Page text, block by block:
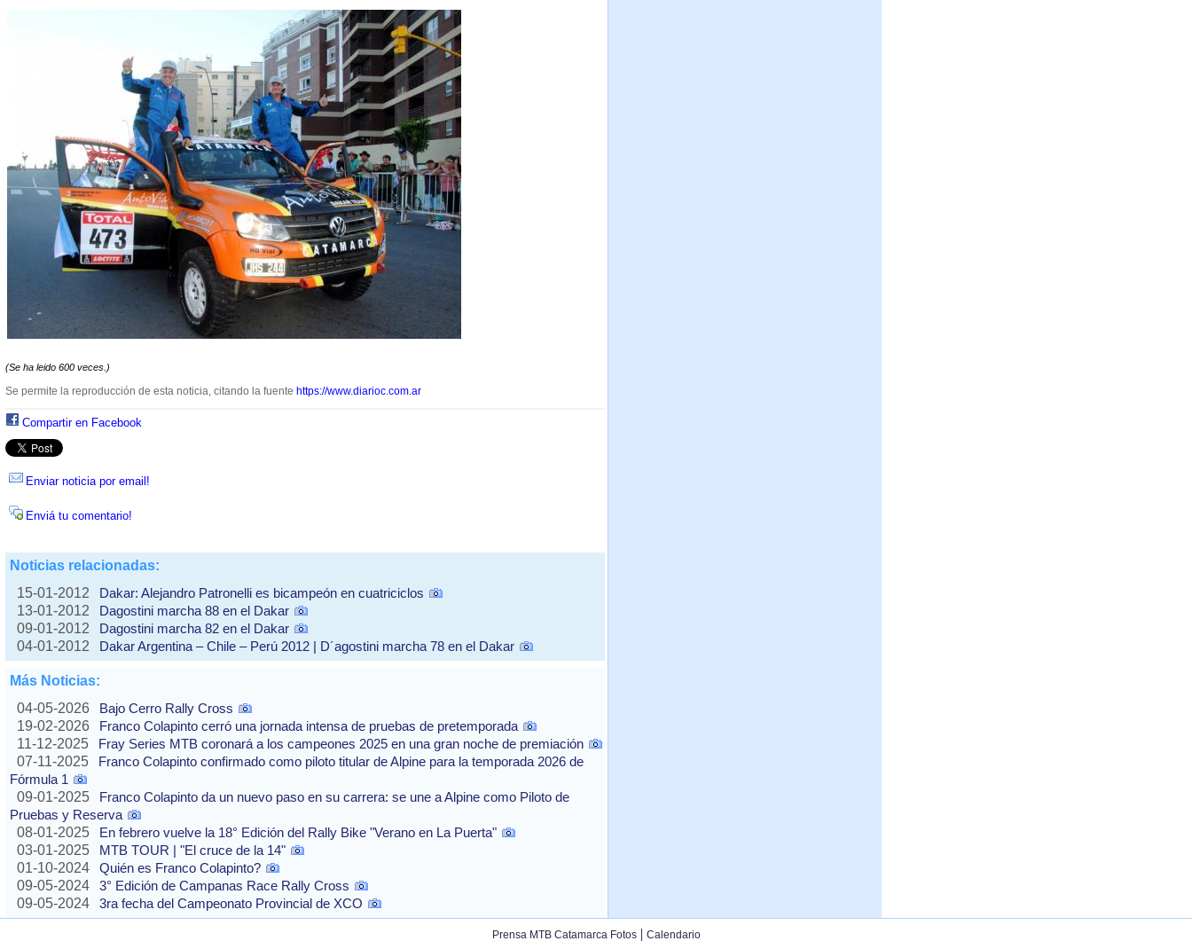
(Se ha leido 600 veces.)
Se permite la reproducción de esta noticia, citando la fuente https://www.diarioc.com.ar
Compartir en Facebook
Enviar noticia por email!
Enviá tu comentario!
Noticias relacionadas:
15-01-2012
Dakar: Alejandro Patronelli es bicampeón en cuatriciclos
13-01-2012
Dagostini marcha 88 en el Dakar
09-01-2012
Dagostini marcha 82 en el Dakar
04-01-2012
Dakar Argentina – Chile – Perú 2012 | D´agostini marcha 78 en el Dakar
Más Noticias:
04-05-2026
Bajo Cerro Rally Cross
19-02-2026
Franco Colapinto cerró una jornada intensa de pruebas de pretemporada
11-12-2025
Fray Series MTB coronará a los campeones 2025 en una gran noche de premiación
07-11-2025
Franco Colapinto confirmado como piloto titular de Alpine para la temporada 2026 de
Fórmula 1
09-01-2025
Franco Colapinto da un nuevo paso en su carrera: se une a Alpine como Piloto de
Pruebas y Reserva
08-01-2025
En febrero vuelve la 18° Edición del Rally Bike "Verano en La Puerta"
03-01-2025
MTB TOUR | "El cruce de la 14"
01-10-2024
Quién es Franco Colapinto?
09-05-2024
3° Edición de Campanas Race Rally Cross
09-05-2024
3ra fecha del Campeonato Provincial de XCO
Prensa MTB Catamarca Fotos| Calendario